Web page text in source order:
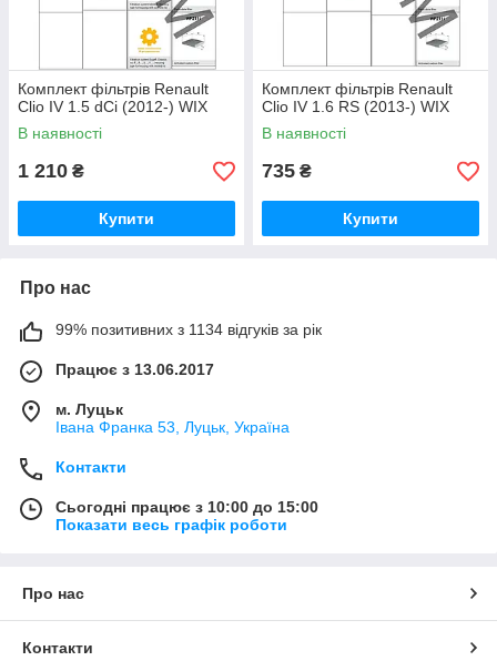
Комплект фільтрів Renault
Clio IV 1.5 dCi (2012-) WIX
В наявності
1 210 ₴
Купити
Комплект фільтрів Renault
Clio IV 1.6 RS (2013-) WIX
В наявності
735 ₴
Купити
Про нас
99% позитивних з 1134 відгуків за рік
Працює з 13.06.2017
м. Луцьк
Івана Франка 53, Луцьк, Україна
Контакти
Сьогодні працює з 10:00 до 15:00
Показати весь графік роботи
Про нас
Контакти